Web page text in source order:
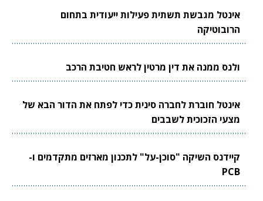
אינטל מגבשת תשתית פעילות ייעודית בתחום
הרובוטיקה
ולנס ממנה את דין מרטין לראש חטיבת הרכב
אינטל חוברת לחברה סינית כדי לפתח את הדור הבא של
מצעי הזכוכית לשבבים
קיידנס השיקה "סוכן-על" לתכנון מארזים מתקדמים ו-
PCB